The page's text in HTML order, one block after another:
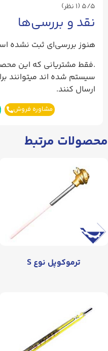
5/5 (۱ نظر)
نقد و بررسی‌ها
هنوز بررسی‌ای ثبت نشده
.فقط مشتریانی که این
سیستم شده اند میتوانند
ارسال کنند.
مشاوره فروش
محصولات مرتبط
ترموکوپل نوع S